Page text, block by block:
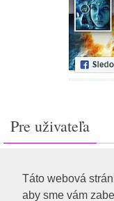
Táto webová
aby sme vám
Pre uživateľa
Feed záznamov
RSS feed komentárov